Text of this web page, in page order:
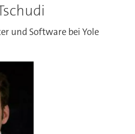
und Software bei Yole